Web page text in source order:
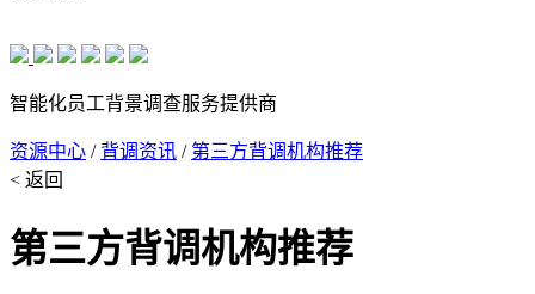
智能化员工背景调查服务提供商
资源中心 / 背调资讯 / 第三方背调机构推荐
< 返回
第三方背调机构推荐